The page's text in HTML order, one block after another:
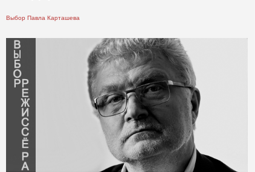
Выбор Павла Карташева